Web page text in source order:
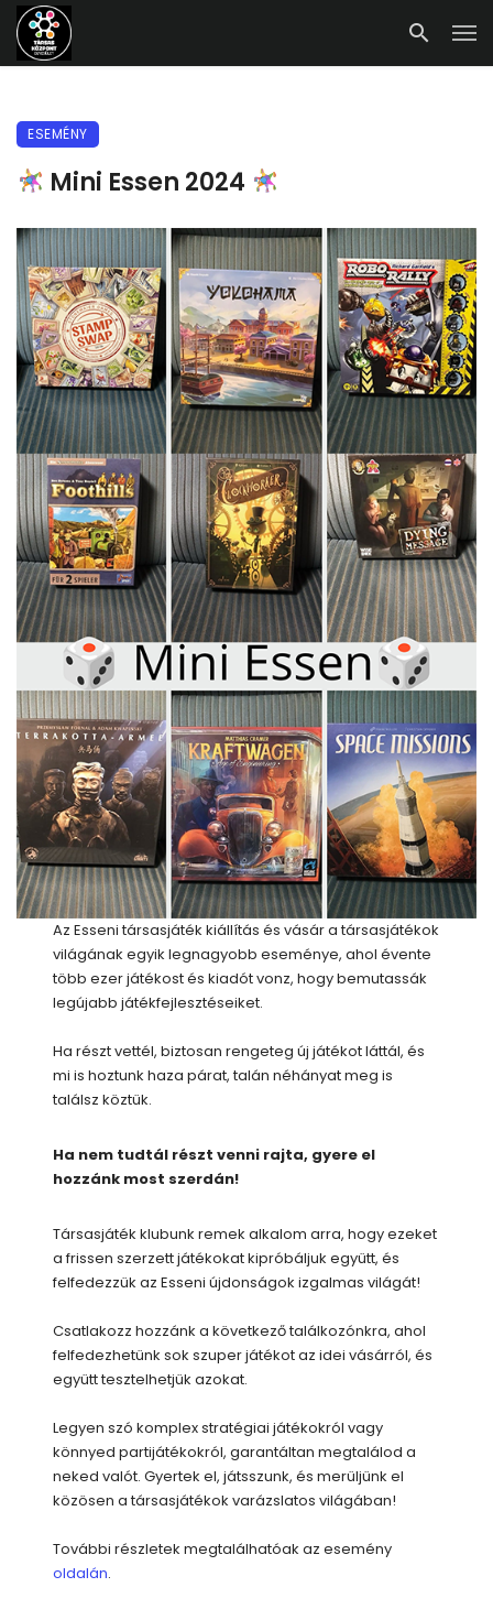
ESEMÉNY
Mini Essen 2024
Az Esseni társasjáték kiállítás és vásár a társasjátékok
világának egyik legnagyobb eseménye, ahol évente
több ezer játékost és kiadót vonz, hogy bemutassák
legújabb játékfejlesztéseiket.
Ha részt vettél, biztosan rengeteg új játékot láttál, és
mi is hoztunk haza párat, talán néhányat meg is
találsz köztük.
Ha nem tudtál részt venni rajta, gyere el
hozzánk most szerdán!
Társasjáték klubunk remek alkalom arra, hogy ezeket
a frissen szerzett játékokat kipróbáljuk együtt, és
felfedezzük az Esseni újdonságok izgalmas világát!
Csatlakozz hozzánk a következő találkozónkra, ahol
felfedezhetünk sok szuper játékot az idei vásárról, és
együtt tesztelhetjük azokat.
Legyen szó komplex stratégiai játékokról vagy
könnyed partijátékokról, garantáltan megtalálod a
neked valót. Gyertek el, játsszunk, és merüljünk el
közösen a társasjátékok varázslatos világában!
További részletek megtalálhatóak az esemény
oldalán.